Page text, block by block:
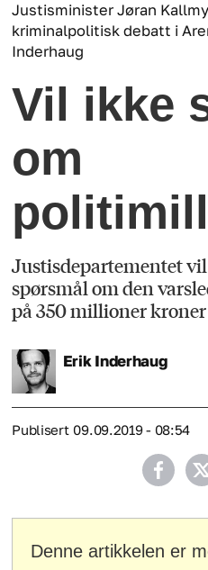
Justisminister Jøran
kriminalpolitisk debatt i
Inderhaug
Vil ikke
om
Justisdepartementet
spørsmål om den
på 350 millioner
Erik Inderhaug
Publisert 09.09.2019 - 08:54
Denne artikkelen er